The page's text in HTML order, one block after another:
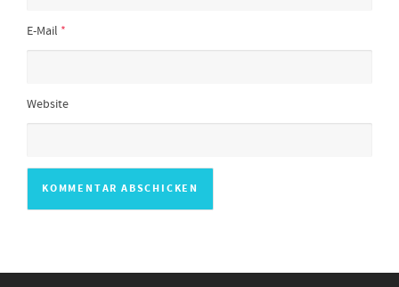
E-Mail *
Website